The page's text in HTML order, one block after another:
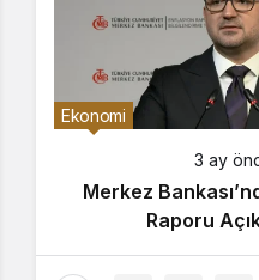
Gündüz
Gündüz
Gece Modu
Gece modunu
Sistem Modu
Sistem
Ekonomi
3 ay
Merkez
Raporu